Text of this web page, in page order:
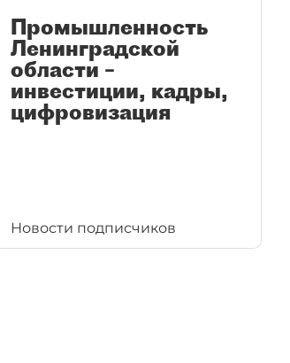
Промышленность
Ленинградской
области –
инвестиции, кадры,
цифровизация
Новости подписчиков